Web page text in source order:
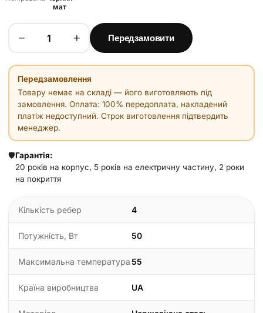
мат
− + Передзамовити
Передзамовлення
Товару немає на складі — його виготовляють під
замовлення. Оплата: 100% передоплата, накладений
платіж недоступний. Строк виготовлення підтвердить
менеджер.
🛡️Гарантія:
20 років на корпус, 5 років на електричну частину, 2 роки
на покриття
Кількість ребер 4
Потужність, Вт 50
Максимальна температура55
Країна виробництва UA